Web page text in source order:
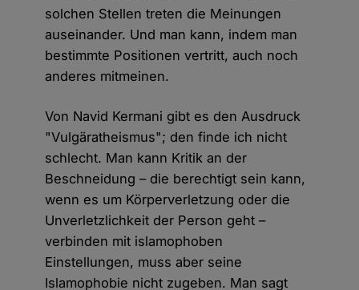
solchen Stellen treten die Meinungen
auseinander. Und man kann, indem man
bestimmte Positionen vertritt, auch noch
anderes mitmeinen.
Von Navid Kermani gibt es den Ausdruck
"Vulgäratheismus"; den finde ich nicht
schlecht. Man kann Kritik an der
Beschneidung – die berechtigt sein kann,
wenn es um Körperverletzung oder die
Unverletzlichkeit der Person geht –
verbinden mit islamophoben
Einstellungen, muss aber seine
Islamophobie nicht zugeben. Man sagt